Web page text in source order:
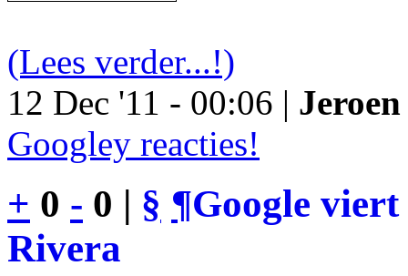
(Lees verder...!)
12 Dec '11 - 00:06 |
Googley reacties!
+ 0 - 0 | § ¶Google
Rivera